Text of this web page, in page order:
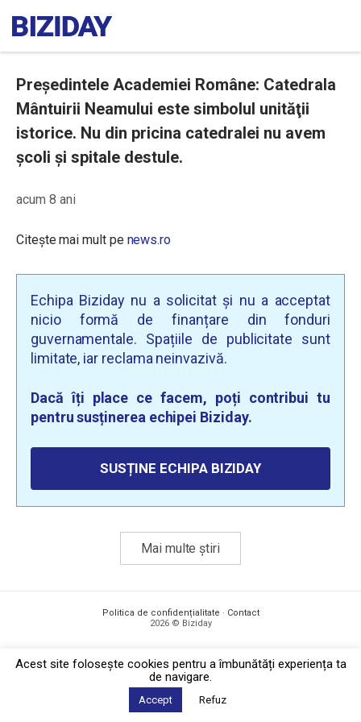
Preşedintele Academiei Române: Catedrala
Mântuirii Neamului este simbolul unităţii
istorice. Nu din pricina catedralei nu avem
şcoli şi spitale destule.
acum 8 ani
Citește mai mult pe news.ro
Echipa Biziday nu a solicitat și nu a acceptat
nicio formă de finanțare din fonduri
guvernamentale. Spațiile de publicitate sunt
limitate, iar reclama neinvazivă.
Dacă îți place ce facem, poți contribui tu
pentru susținerea echipei Biziday.
SUSȚINE ECHIPA BIZIDAY
Mai multe știri
Politica de confidențialitate · Contact
2026 © Biziday
Acest site foloseşte cookies pentru a îmbunătăți experiența ta
de navigare.
Accept Refuz